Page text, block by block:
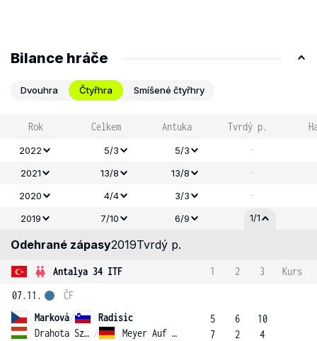
Bilance hráče
Dvouhra Čtyřhra Smíšené čtyřhry
Rok Celkem Antuka Tvrdý p.
2022 5/3 5/3 -
2021 13/8 13/8 -
2020 4/4 3/3 -
2019 7/10 6/9 1/1
Odehrané zápasy2019Tvrdý p.
Antalya 34 ITF 1 2 3
Kurs
07.11.
Marková/
Radisic
Drahota Szabo / Meyer Auf Der Heide
ČF
5
7
6
2
10
4